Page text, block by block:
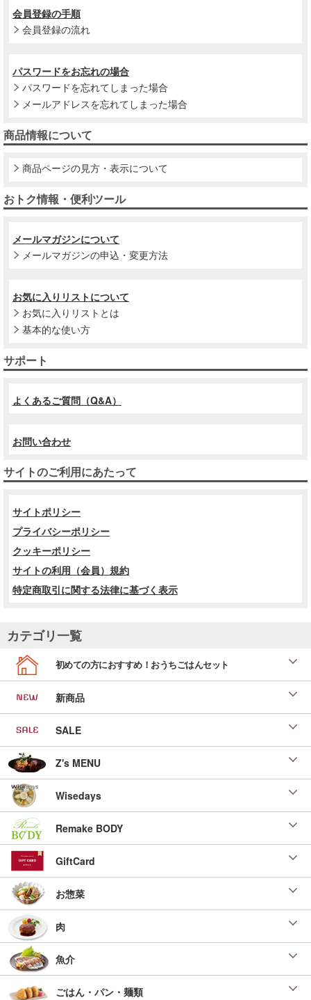
会員登録の手順
会員登録の流れ
パスワードをお忘れの場合
パスワードを忘れてしまった場合
メールアドレスを忘れてしまった場合
商品情報について
商品ページの見方・表示について
おトク情報・便利ツール
メールマガジンについて
メールマガジンの申込・変更方法
お気に入りリストについて
お気に入りリストとは
基本的な使い方
サポート
よくあるご質問（Q&A）
お問い合わせ
サイトのご利用にあたって
サイトポリシー
プライバシーポリシー
クッキーポリシー
サイトの利用（会員）規約
特定商取引に関する法律に基づく表示
カテゴリ一覧
初めての方におすすめ！おうちごはんセット
新商品
SALE
Z's MENU
Wisedays
Remake BODY
GiftCard
お惣菜
肉
魚介
ごはん・パン・麺類